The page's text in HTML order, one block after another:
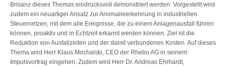
Brisanz dieses Themas eindrucksvoll demonstriert werden. Vorgestellt wird
zudem ein neuartiger Ansatz zur Anomalieerkennung in industriellen
Steuernetzen, mit dem alle Ereignisse, die zu einem Anlagenausfall führen
können, proaktiv und in Echtzeit erkannt werden können. Ziel ist die
Reduktion von Ausfallzeiten und der damit verbundenen Kosten. Auf dieses
Thema wird Herr Klaus Mochalski, CEO der Rhebo AG in seinem
Impulsvortrag eingehen. Zudem wird Herr Dr. Andreas Ehrhardt,